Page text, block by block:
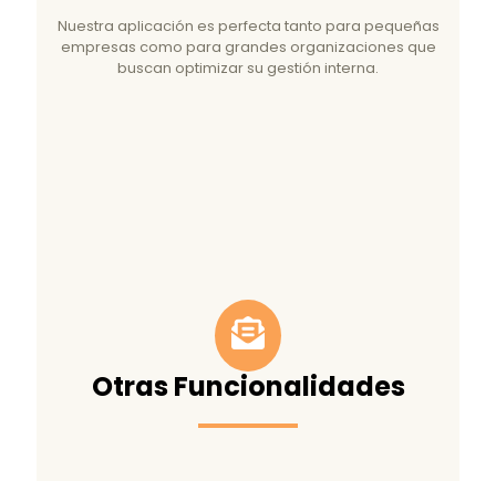
Nuestra aplicación es perfecta tanto para pequeñas
empresas como para grandes organizaciones que
buscan optimizar su gestión interna.
Otras Funcionalidades